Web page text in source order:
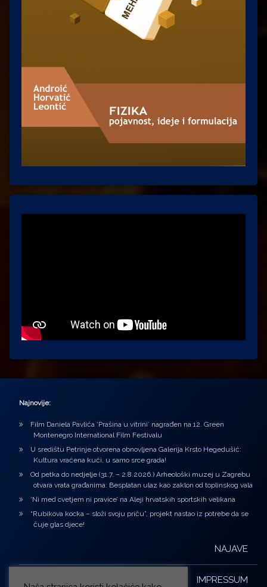
Najnovije:
Film Daniela Pavlića ‘Prašina u vitrini’ nagrađen na 12. Green
Montenegro International Film Festivalu
U središtu Petrinje otvorena obnovljena Galerija Krsto Hegedušić:
Kultura vraćena kući, u samo srce grada!
Od petka do nedjelje (31.7. – 2.8.2026.) Arheološki muzej u Zagrebu
otvara vrata građanima: Besplatan ulaz kao zaklon od toplinskog vala
‘Ni med cvetjem ni pravice’ na Aleji hrvatskih sportskih velikana
“Rubikova kocka – složi svoju priču”, projekt nastao iz potrebe da se
čuje glas djece!
NAJAVE
IMPRESSUM